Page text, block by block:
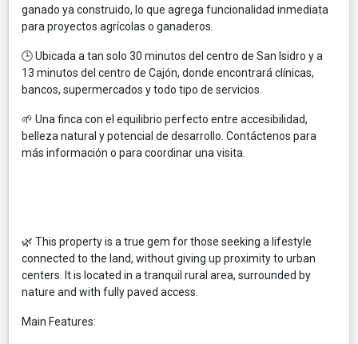
ganado ya construido, lo que agrega funcionalidad inmediata
para proyectos agrícolas o ganaderos.
🕒 Ubicada a tan solo 30 minutos del centro de San Isidro y a
13 minutos del centro de Cajón, donde encontrará clínicas,
bancos, supermercados y todo tipo de servicios.
🌱 Una finca con el equilibrio perfecto entre accesibilidad,
belleza natural y potencial de desarrollo. Contáctenos para
más información o para coordinar una visita.
🌿 This property is a true gem for those seeking a lifestyle
connected to the land, without giving up proximity to urban
centers. It is located in a tranquil rural area, surrounded by
nature and with fully paved access.
Main Features: